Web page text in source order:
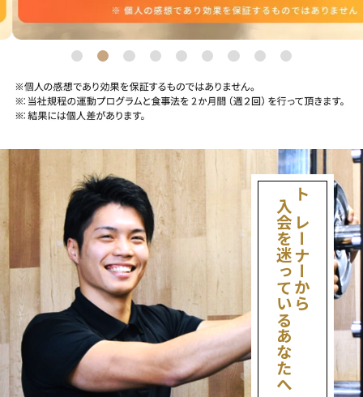
トレーナーから
入会を迷っているあなたへ